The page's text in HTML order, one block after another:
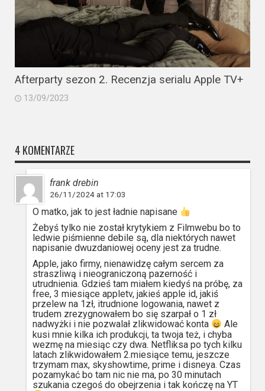
Afterparty sezon 2. Recenzja serialu Apple TV+
13/09/2023
4 KOMENTARZE
frank drebin
26/11/2024 at 17:03
O matko, jak to jest ładnie napisane
Żebyś tylko nie został krytykiem z Filmwebu bo to
ledwie piśmienne debile są, dla niektórych nawet
napisanie dwuzdaniowej oceny jest za trudne.
Apple, jako firmy, nienawidzę całym sercem za
straszliwą i nieograniczoną pazerność i
utrudnienia. Gdzieś tam miałem kiedyś na próbę, za
free, 3 miesiące appletv, jakieś apple id, jakiś
przelew na 1zł, itrudnione logowania, nawet z
trudem zrezygnowałem bo się szarpał o 1 zł
nadwyżki i nie pozwalał zlikwidować konta
Ale
kusi mnie kilka ich produkcji, ta twoja też, i chyba
wezmę na miesiąc czy dwa. Netfliksa po tych kilku
latach zlikwidowałem 2.miesiące temu, jeszcze
trzymam max, skyshowtime, prime i disneya. Czas
pozamykać bo tam nic nie ma, po 30 minutach
szukania czegoś do obejrzenia i tak kończę na YT